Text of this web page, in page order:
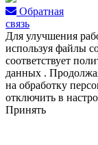
Обратная
связь
Для улучшения
используя файлы
соответствует
данных .
на обработку
отключить в
Принять